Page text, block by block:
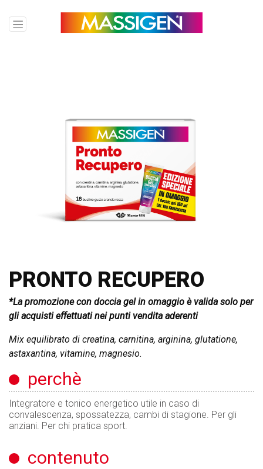
PRONTO RECUPERO
*La promozione con doccia gel in omaggio è valida solo per
gli acquisti effettuati nei punti vendita aderenti
Mix equilibrato di creatina, carnitina, arginina, glutatione,
astaxantina, vitamine, magnesio.
perchè
Integratore e tonico energetico utile in caso di
convalescenza, spossatezza, cambi di stagione. Per gli
anziani. Per chi pratica sport.
contenuto